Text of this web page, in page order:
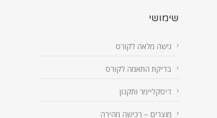
שימושי
גישה מלאה לקורס
בדיקת התאמה לקורס
דיסקליימר ותקנון
מוצרים – רכישה מהירה